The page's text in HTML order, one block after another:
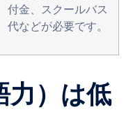
付金、スクールバス
代などが必要です。
力）は低